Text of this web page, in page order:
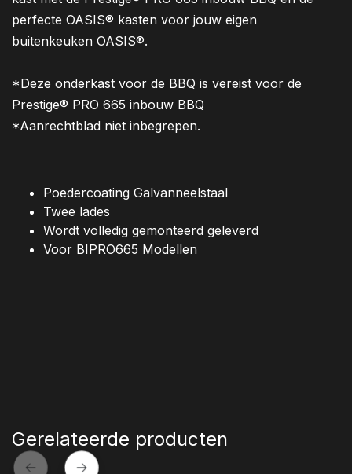
perfecte OASIS® kasten voor jouw eigen
buitenkeuken OASIS®.
*Deze onderkast voor de BBQ is vereist voor de
Prestige® PRO 665 inbouw BBQ
*Aanrechtblad niet inbegrepen.
Poedercoating Galvanneelstaal
Twee lades
Wordt volledig gemonteerd geleverd
Voor BIPRO665 Modellen
Gerelateerde producten